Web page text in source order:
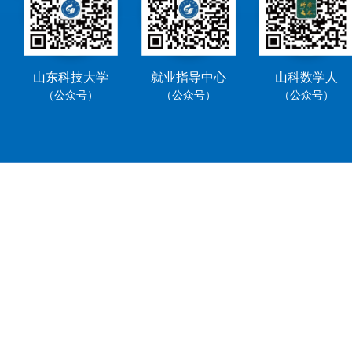
山东科技大学
（公众号）
就业指导中心
（公众号）
山科数学人
（公众号）